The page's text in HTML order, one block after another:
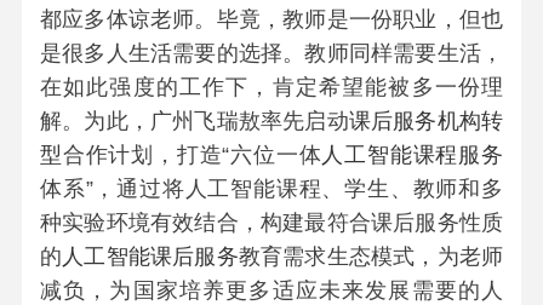
都应多体谅老师。毕竟，教师是一份职业，但也
是很多人生活需要的选择。教师同样需要生活，
在如此强度的工作下，肯定希望能被多一份理
解。为此， 广州飞瑞敖率先启动课后服务机构转
型合作计划，打造“六位一体人工智能课程服务
体系”，通过将人工智能课程、学生、教师和多
种实验环境有效结合，构建最符合课后服务性质
的 人工智能课后服务教育需求生态模式，为老师
减负，为国家培养更多适应未来发展需要的人